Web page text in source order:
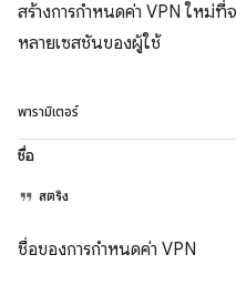
สร้างการกำหนดค่า VPN ใหม่ที่
หลายเซสชันของผู้ใช้
พารามิเตอร์
ชื่อ
สตริง
ชื่อของการกำหนดค่า VPN